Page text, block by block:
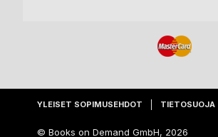
YLEISET SOPIMUSEHDOT TIETOSUOJA
© Books on Demand GmbH, 2026